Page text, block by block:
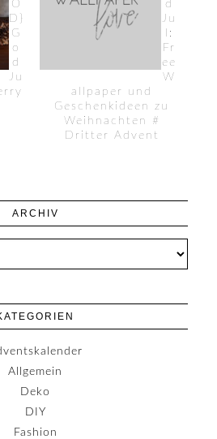
O
D}
G
o
d
Ju
d
Ju
l:
Fr
ee
W
allpaper und
Geschenkideen zu
Weihnachten #
Dritter Advent
ARCHIV
Allgemein
Deko
DIY
Fashion